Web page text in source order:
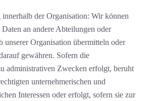
der Organisation: Wir können
Daten an andere Abteilungen oder
unserer Organisation übermitteln oder
gewähren. Sofern die
administrativen Zwecken erfolgt, beruht
unternehmerischen und
Interessen oder erfolgt, sofern sie zur